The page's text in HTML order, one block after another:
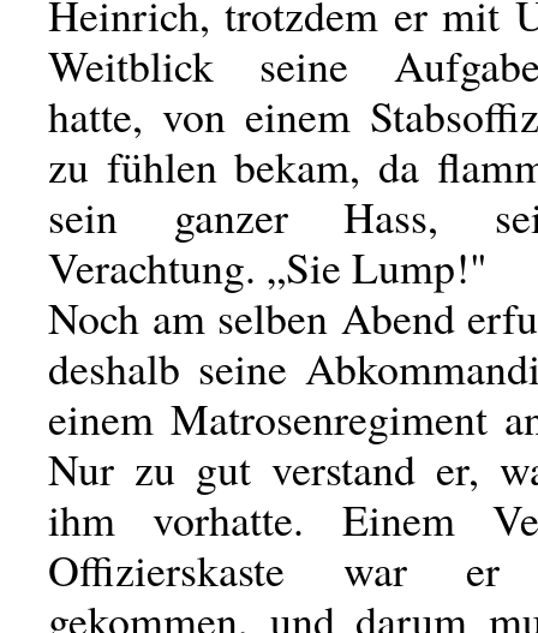
Heinrich, trotzdem er mit
Weitblick seine
hatte, von einem
zu fühlen bekam, da
sein ganzer Hass,
Verachtung. „Sie Lump!"
Noch am selben Abend
deshalb seine
einem Matrosenregiment
Nur zu gut verstand er,
ihm vorhatte. Einem
Offizierskaste war
gekommen, und darum